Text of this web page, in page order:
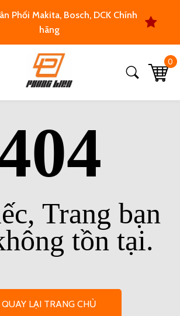
Phối Makita, Bosch, DCK Chính
hãng
0
Trang bạn
tồn tại.
QUAY LẠI TRANG CHỦ